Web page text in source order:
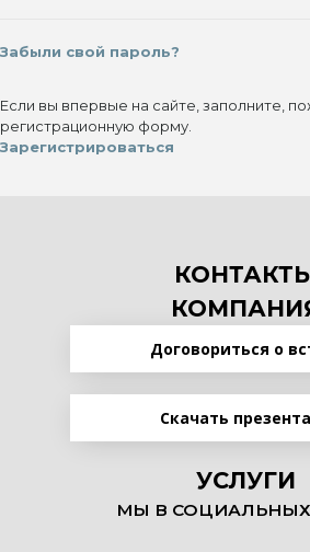
Забыли свой пароль?
Если вы впервые на сайте, заполните,
регистрационную форму.
Зарегистрироваться
Договориться о
Скачать
УСЛУГИ
МЫ В СОЦИАЛЬНЫХ